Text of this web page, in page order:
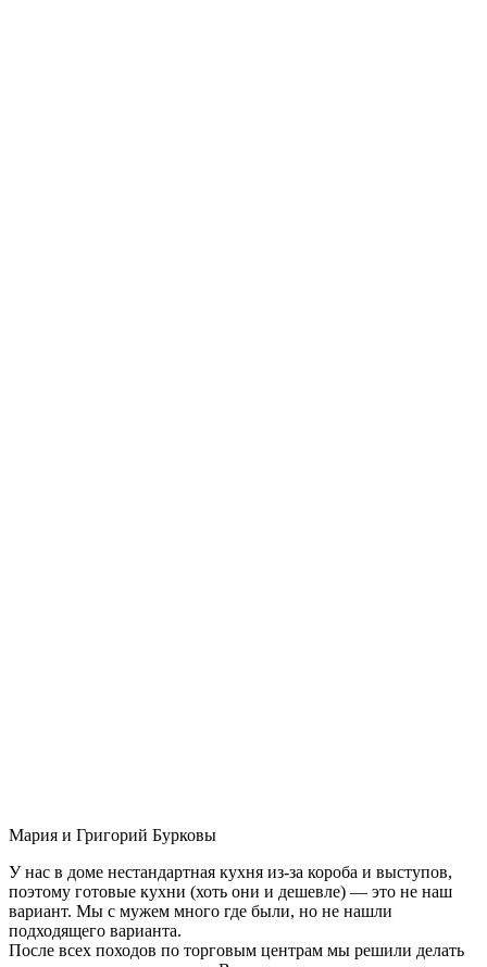
Мария и Григорий Бурковы
У нас в доме нестандартная кухня из-за короба и выступов,
поэтому готовые кухни (хоть они и дешевле) — это не наш
вариант. Мы с мужем много где были, но не нашли
подходящего варианта.
После всех походов по торговым центрам мы решили делать